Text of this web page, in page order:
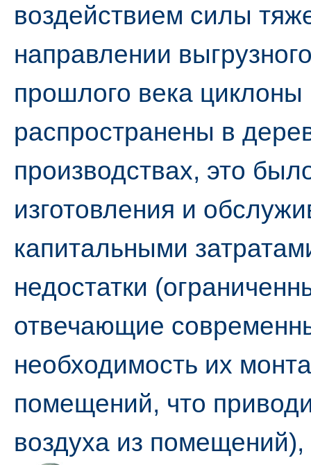
воздействием силы
направлении
прошлого века
распространены в
производствах, это
изготовления и
капитальными
недостатки
отвечающие
необходимость их
помещений, что
воздуха из помещений),